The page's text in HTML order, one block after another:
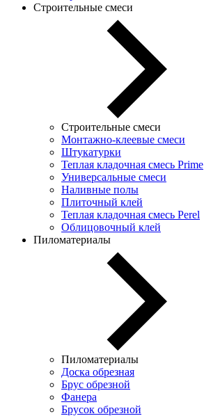
Строительные смеси
Строительные смеси
Монтажно-клеевые смеси
Штукатурки
Теплая кладочная смесь Prime
Универсальные смеси
Наливные полы
Плиточный клей
Теплая кладочная смесь Perel
Облицовочный клей
Пиломатериалы
Пиломатериалы
Доска обрезная
Брус обрезной
Фанера
Брусок обрезной